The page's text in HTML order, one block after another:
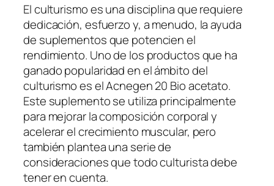
El culturismo es una disciplina que requiere
dedicación, esfuerzo y, a menudo, la ayuda
de suplementos que potencien el
rendimiento. Uno de los productos que ha
ganado popularidad en el ámbito del
culturismo es el Acnegen 20 Bio acetato.
Este suplemento se utiliza principalmente
para mejorar la composición corporal y
acelerar el crecimiento muscular, pero
también plantea una serie de
consideraciones que todo culturista debe
tener en cuenta.